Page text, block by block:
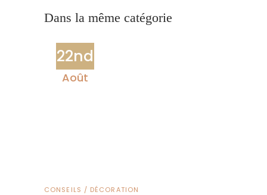
Dans la même catégorie
22nd
Août
CONSEILS / DÉCORATION